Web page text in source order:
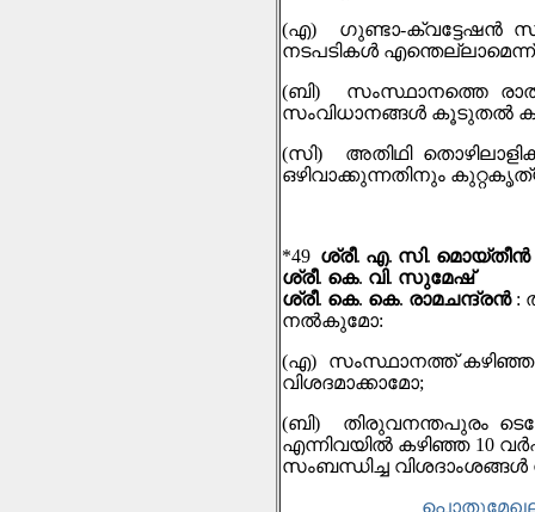
(എ) ഗുണ്ടാ-ക്വട്ടേഷൻ
നടപടികൾ എന്തെല്ലാമെന്ന്
(ബി) സംസ്ഥാനത്തെ
സംവിധാനങ്ങൾ കൂടുതൽ
(സി) അതിഥി
ഒഴിവാക്കുന്നതിനും
*49 ശ്രീ. എ. സി. മൊയ്തീന്‍
ശ്രീ. കെ. വി. സുമേഷ്
ശ്രീ. കെ. കെ. രാമചന്ദ്രന്‍ :
നല്‍കുമോ:
(എ) സംസ്ഥാനത്ത്
വിശദമാക്കാമോ;
(ബി) തിരുവനന്തപുരം
എന്നിവയിൽ കഴിഞ്ഞ 10
സംബന്ധിച്ച